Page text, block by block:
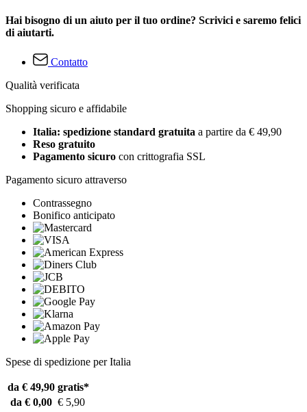
Hai bisogno di un aiuto per il tuo ordine? Scrivici e saremo felici
di aiutarti.
Contatto
Qualità verificata
Shopping sicuro e affidabile
Italia: spedizione standard gratuita a partire da € 49,90
Reso gratuito
Pagamento sicuro con crittografia SSL
Pagamento sicuro attraverso
Contrassegno
Bonifico anticipato
Spese di spedizione per Italia
da € 49,90 gratis*
da € 0,00 € 5,90